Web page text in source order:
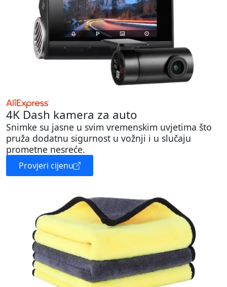
4K Dash kamera za auto
Snimke su jasne u svim vremenskim uvjetima što
pruža dodatnu sigurnost u vožnji i u slučaju
prometne nesreće.
Provjeri cijenu